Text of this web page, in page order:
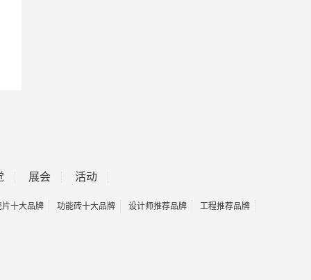
展会 活动
片十大品牌 功能砖十大品牌 设计师推荐品牌 工程推荐品牌